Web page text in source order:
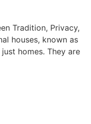
Tradition, Privacy,
houses, known as
homes. They are